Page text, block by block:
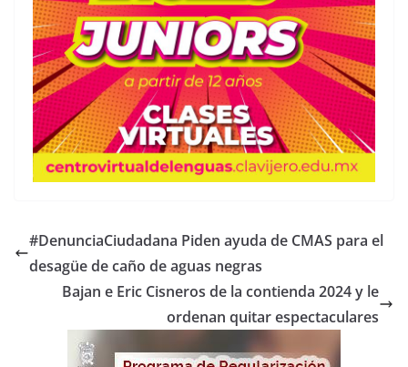
#DenunciaCiudadana Piden ayuda de CMAS para el
desagüe de caño de aguas negras
Bajan e Eric Cisneros de la contienda 2024 y le
ordenan quitar espectaculares